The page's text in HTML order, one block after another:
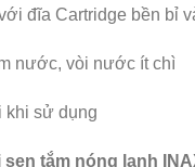
đĩa Cartridge bền bỉ
nước, vòi nước ít chì
khi sử dụng
tắm nóng lạnh